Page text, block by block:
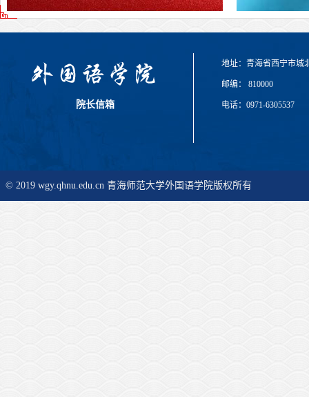
院长信箱
地址：青海省西宁市城
邮编： 810000
电话：0971-6305537
© 2019 wgy.qhnu.edu.cn 青海师范大学外国语学院版权所有